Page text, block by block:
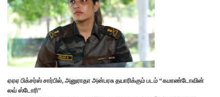
ஏஏஏ பிக்சர்ஸ் சார்பில், அனுராதா அன்பரசு தயாரிக்கும் படம் “கமாண்டோவின்
லவ் ஸ்டோரி”